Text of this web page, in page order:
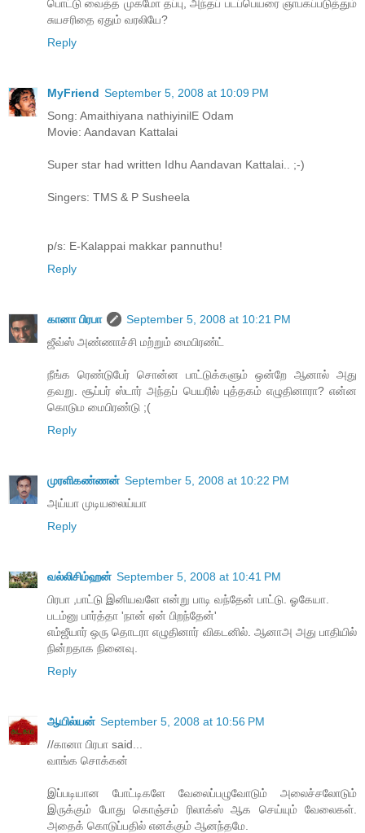
பொட்டு வைத்த முகமோ தப்பு, அந்தப் படப்பெயரை ஞாபகப்படுத்தும்
சுயசரிதை ஏதும் வரலியே?
Reply
MyFriend September 5, 2008 at 10:09 PM
Song: Amaithiyana nathiyinilE Odam
Movie: Aandavan Kattalai
Super star had written Idhu Aandavan Kattalai.. ;-)
Singers: TMS & P Susheela
p/s: E-Kalappai makkar pannuthu!
Reply
கானா பிரபா
September 5, 2008 at 10:21 PM
ஜீவ்ஸ் அண்ணாச்சி மற்றும் மைபிரண்ட்
நீங்க ரெண்டுபேர் சொன்ன பாட்டுக்களும் ஒன்றே ஆனால் அது
தவறு. சூப்பர் ஸ்டார் அந்தப் பெயரில் புத்தகம் எழுதினாரா? என்ன
கொடும மைபிரண்டு ;(
Reply
முரளிகண்ணன் September 5, 2008 at 10:22 PM
அய்யா முடியலைய்யா
Reply
வல்லிசிம்ஹன் September 5, 2008 at 10:41 PM
பிரபா ,பாட்டு இனியவளே என்று பாடி வந்தேன் பாட்டு. ஓகேயா.
படம்னு பார்த்தா 'நான் ஏன் பிறந்தேன்'
எம்ஜீயார் ஒரு தொடரா எழுதினார் விகடனில். ஆனாஅ அது பாதியில்
நின்றதாக நினைவு.
Reply
ஆயில்யன் September 5, 2008 at 10:56 PM
//கானா பிரபா said...
வாங்க சொக்கன்
இப்படியான போட்டிகளே வேலைப்பழுவோடும் அலைச்சலோடும்
இருக்கும் போது கொஞ்சம் ரிலாக்ஸ் ஆக செய்யும் வேலைகள்.
அதைக் கொடுப்பதில் எனக்கும் ஆனந்தமே.